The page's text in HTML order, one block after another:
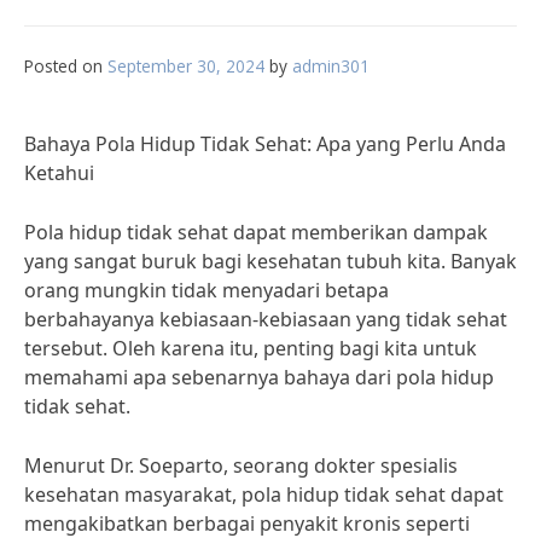
Posted on September 30, 2024 by admin301
Bahaya Pola Hidup Tidak Sehat: Apa yang Perlu Anda
Ketahui
Pola hidup tidak sehat dapat memberikan dampak
yang sangat buruk bagi kesehatan tubuh kita. Banyak
orang mungkin tidak menyadari betapa
berbahayanya kebiasaan-kebiasaan yang tidak sehat
tersebut. Oleh karena itu, penting bagi kita untuk
memahami apa sebenarnya bahaya dari pola hidup
tidak sehat.
Menurut Dr. Soeparto, seorang dokter spesialis
kesehatan masyarakat, pola hidup tidak sehat dapat
mengakibatkan berbagai penyakit kronis seperti